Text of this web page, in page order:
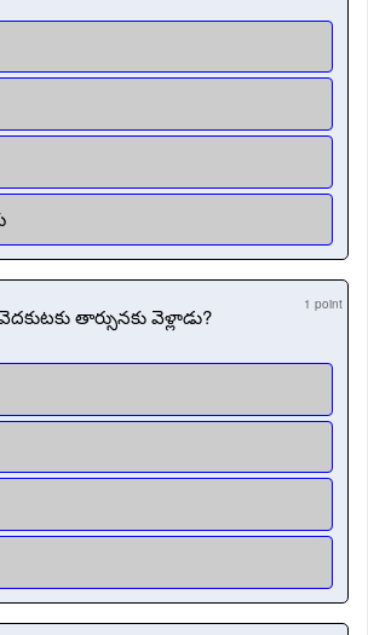
తార్సునకు వెళ్లాడు? 1 point